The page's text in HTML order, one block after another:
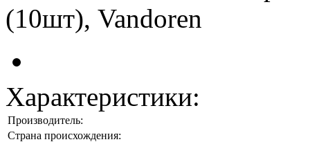
Характеристики:
Производитель:
Страна происхождения: